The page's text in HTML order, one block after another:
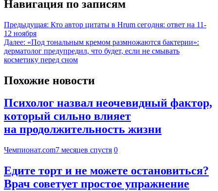
Навигация по записям
Предыдущая: Кто автор цитаты в Hrum сегодня: ответ на 11-
12 ноября
Далее: «Под тональным кремом размножаются бактерии»:
дерматолог предупредил, что будет, если не смывать
косметику перед сном
Похожие новости
Психолог назвал неочевидный фактор,
который сильно влияет
на продолжительность жизни
Чемпионат.com7 месяцев спустя 0
Едите торт и не можете остановиться?
Врач советует простое упражнение